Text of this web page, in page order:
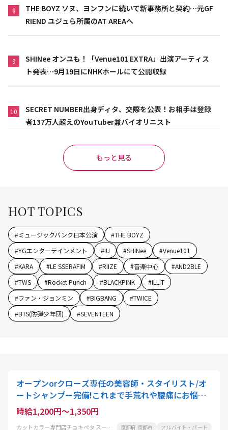
8
THE BOYZ ソヌ、ヨンフンに続いて新事務所と契約…元GF
RIEND ユジュら所属のAT AREAへ
9
SHINee オンユも！「Venue101 EXTRA」出演アーティス
ト発表…9月19日にNHKホールにて公開収録
10
SECRET NUMBER出身ディタ、交際を公表！お相手は登録
者137万人超えのYouTuber兼バイオリニスト
もっと見る
HOT TOPICS
#ミュージックバンク日本公演 #THE BOYZ
#YGエンターテインメント #IU #SHINee #Venue101
#KARA #LE SSERAFIM #RIIZE #音楽中心 #AND2BLE
#TWS #Rocket Punch #BLACKPINK #ILLIT
#ファン・ジョンミン #BIGBANG #TWICE
#BTS(防弾少年団) #SEVENTEEN
オープンorクローズ専任の美容師・スタイリスト/オ
ートシャンプー完備!これまで手荒れや腰痛にお悩み
の美容師さんにも大好評
時給1,200円～1,350円
カットカラー専門店チョキぺタ スーパーマツモト五条店 京都府 京都市 アルバイト・パート